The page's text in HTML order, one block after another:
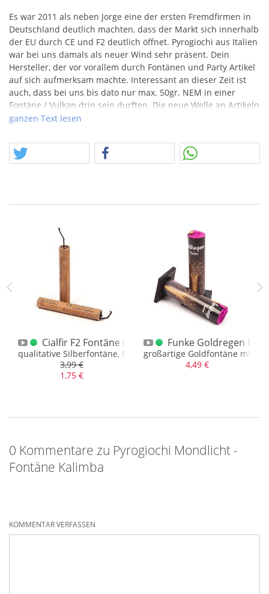
Es war 2011 als neben Jorge eine der ersten Fremdfirmen in
Deutschland deutlich machten, dass der Markt sich innerhalb
der EU durch CE und F2 deutlich öffnet. Pyrogiochi aus Italien
war bei uns damals als neuer Wind sehr präsent. Dein
Hersteller, der vor vorallem durch Fontänen und Party Artikel
auf sich aufmerksam machte. Interessant an dieser Zeit ist
auch, dass bei uns bis dato nur max. 50gr. NEM in einer
Fontäne / Vulkan drin sein durften. Die neue Welle an Artikeln
aus dem Süden hatte zeitgleich mit der Öffnung der
gleich ordentlich einen Unterschied machten. Ein paar
Rückläufer aus dieser Zeit bringen uns nun in die
schießen könnten… Aber sind wir mal ehrlich, es ist schönes
Wetter, wir sind… ihr seid… viel draußen und suchen nach
den letzten Resten im Gebüsch, welche noch an Silvester
Hier noch unsere Verlinkung des Artikels aus 2011.
ganzen Text lesen
B
Kombination
Cialfir F2 Fontäne (España)
qualitative Silberfontäne, Made in EU (spain)
3,99 €
1,75 €
Funke Goldregen
großartige Goldfontäne mit
4,49 €
0 Kommentare zu Pyrogiochi Mondlicht -
Fontäne Kalimba
KOMMENTAR VERFASSEN